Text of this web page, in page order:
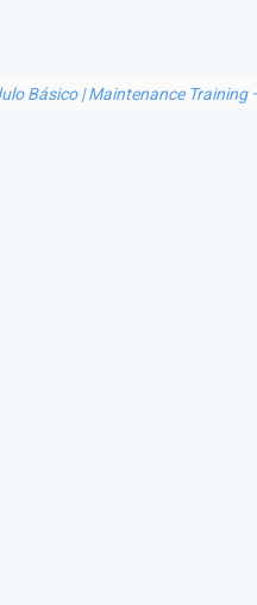
Básico | Maintenance Training